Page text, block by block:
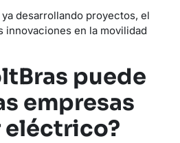
desarrollando proyectos, el
innovaciones en la movilidad
puede
empresas